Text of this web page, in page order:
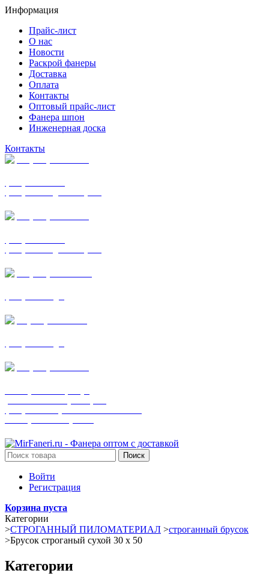
Информация
Прайс-лист
О нас
Новости
Раскрой фанеры
Доставка
Оплата
Контакты
Оптовый прайс-лист
Фанера шпон
Инженерная доска
Контакты
Поиск
Войти
Регистрация
Корзина пуста
Категории
>СТРОГАННЫЙ ПИЛОМАТЕРИАЛ >строганный брусок
>Брусок строганый сухой 30 х 50
Категории